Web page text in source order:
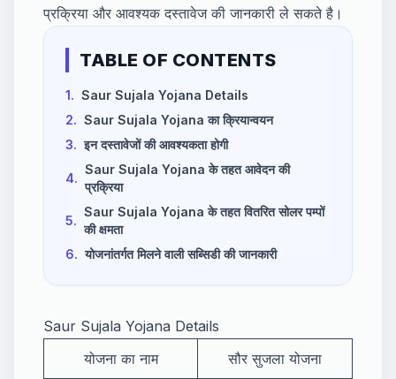
प्रक्रिया और आवश्यक दस्तावेज की जानकारी ले सकते है।
TABLE OF CONTENTS
1. Saur Sujala Yojana Details
2. Saur Sujala Yojana का क्रियान्वयन
3. इन दस्तावेजों की आवश्यकता होगी
4.
Saur Sujala Yojana के तहत आवेदन की
प्रक्रिया
5.
Saur Sujala Yojana के तहत वितरित सोलर पम्पों
की क्षमता
6. योजनांतर्गत मिलने वाली सब्सिडी की जानकारी
Saur Sujala Yojana Details
योजना का नाम
सौर सुजला योजना